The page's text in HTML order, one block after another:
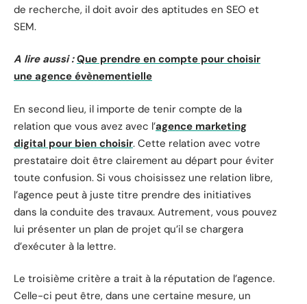
de recherche, il doit avoir des aptitudes en SEO et
SEM.
A lire aussi : Que prendre en compte pour choisir
une agence évènementielle
En second lieu, il importe de tenir compte de la
relation que vous avez avec l’agence marketing
digital pour bien choisir. Cette relation avec votre
prestataire doit être clairement au départ pour éviter
toute confusion. Si vous choisissez une relation libre,
l’agence peut à juste titre prendre des initiatives
dans la conduite des travaux. Autrement, vous pouvez
lui présenter un plan de projet qu’il se chargera
d’exécuter à la lettre.
Le troisième critère a trait à la réputation de l’agence.
Celle-ci peut être, dans une certaine mesure, un